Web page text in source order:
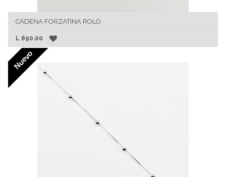
CADENA FORZATINA ROLO
L 690.00
Nuevo